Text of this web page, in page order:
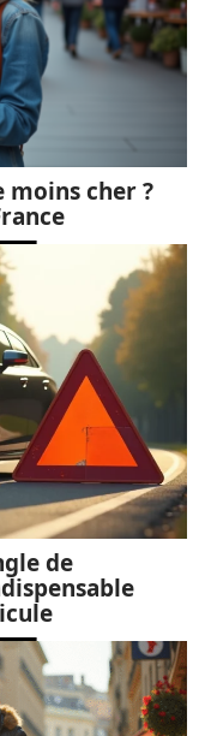
moins cher ?
de